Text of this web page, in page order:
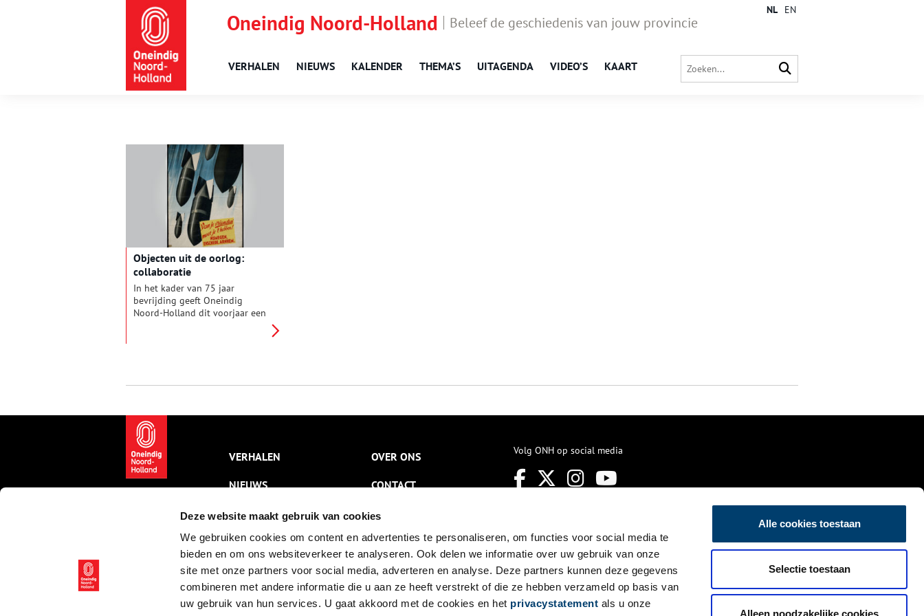
Deze website maakt gebruik van cookies
We gebruiken cookies om content en advertenties te personaliseren, om functies voor social media te
bieden en om ons websiteverkeer te analyseren. Ook delen we informatie over uw gebruik van onze
site met onze partners voor social media, adverteren en analyse. Deze partners kunnen deze gegevens
combineren met andere informatie die u aan ze heeft verstrekt of die ze hebben verzameld op basis van
uw gebruik van hun services. U gaat akkoord met de cookies en het privacystatement als u onze
Alle cookies toestaan
Selectie toestaan
Alleen noodzakelijke cookies
Oneindig Noord-Holland Beleef de geschiedenis van jouw provincie
VERHALEN NIEUWS KALENDER THEMA’S UITAGENDA VIDEO’S KAART
NL EN
Objecten uit de oorlog:
collaboratie
In het kader van 75 jaar
bevrijding geeft Oneindig
Noord-Holland dit voorjaar een
een ander thema. Van een NSB-
collaborateurs centraal.
VERHALEN
NIEUWS
KALENDER
THEMA’S
ACTIVITEITEN
VIDEO’S
OVER ONS
CONTACT
NIEUWSBRIEF
DISCLAIMER
PRIVACY
TOEGANKELIJKHEID
Volg ONH op social media